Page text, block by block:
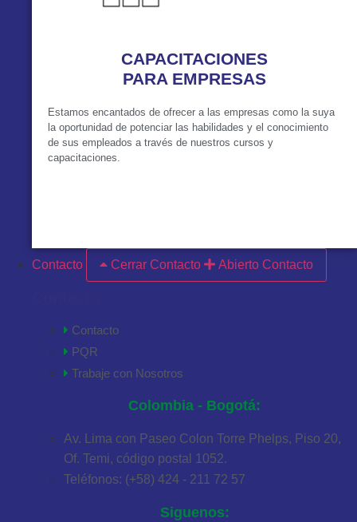
CAPACITACIONES
PARA EMPRESAS
Estamos encantados de ofrecer a las empresas como la suya
la oportunidad de potenciar las habilidades y el conocimiento
de sus empleados a través de nuestros cursos y
capacitaciones.
Contacto
Cerrar Contacto Abierto Contacto
Contacto
PQR
Trabaje con Nosotros
Colombia - Bogotá:
Av. Lima con Paseo Colon Torre Phelps, Piso 20,
Of. Temi, código postal 1052.
Teléfonos: (+58) 424 - 211 72 57
Siguenos: